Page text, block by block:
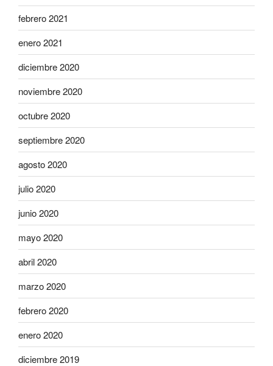
febrero 2021
enero 2021
diciembre 2020
noviembre 2020
octubre 2020
septiembre 2020
agosto 2020
julio 2020
junio 2020
mayo 2020
abril 2020
marzo 2020
febrero 2020
enero 2020
diciembre 2019